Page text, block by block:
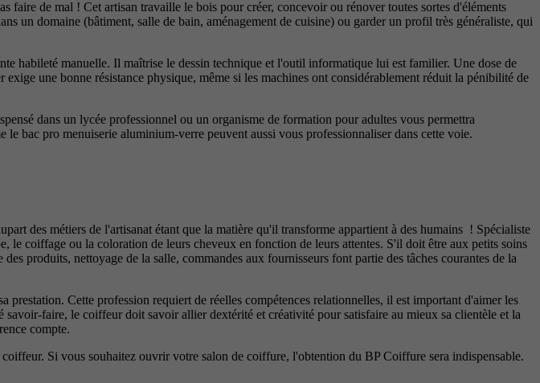
faire de mal ! Cet artisan travaille le bois pour créer, concevoir ou rénover toutes sortes d'éléments
un domaine (bâtiment, salle de bain, aménagement de cuisine) ou garder un profil très généraliste, qui
habileté manuelle. Il maîtrise le dessin technique et l'outil informatique lui est familier. Une dose de
une bonne résistance physique, même si les machines ont considérablement réduit la pénibilité de
dans un lycée professionnel ou un organisme de formation pour adultes vous permettra
bac pro menuiserie aluminium-verre peuvent aussi vous professionnaliser dans cette voie.
des métiers de l'artisanat étant que la matière qu'il transforme appartient à des humains ! Spécialiste
le coiffage ou la coloration de leurs cheveux en fonction de leurs attentes. S'il doit être aux petits soins
produits, nettoyage de la salle, commandes aux fournisseurs font partie des tâches courantes de la
Cette profession requiert de réelles compétences relationnelles, il est important d'aimer les
faire, le coiffeur doit savoir allier dextérité et créativité pour satisfaire au mieux sa clientèle et la
compte.
Si vous souhaitez ouvrir votre salon de coiffure, l'obtention du BP Coiffure sera indispensable.